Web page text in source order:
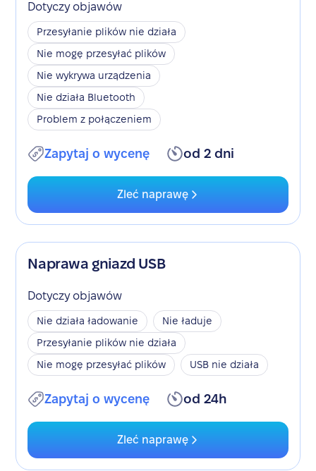
Dotyczy objawów
Przesyłanie plików nie działa
Nie mogę przesyłać plików
Nie wykrywa urządzenia
Nie działa Bluetooth
Problem z połączeniem
Zapytaj o wycenę od 2 dni
Zleć naprawę
Naprawa gniazd USB
Dotyczy objawów
Nie działa ładowanie
Nie ładuje
Przesyłanie plików nie działa
Nie mogę przesyłać plików
USB nie działa
Zapytaj o wycenę od 24h
Zleć naprawę